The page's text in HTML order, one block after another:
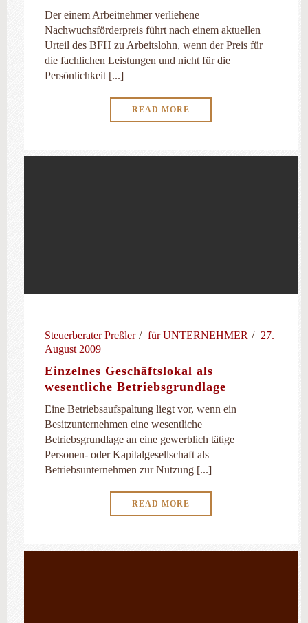
Der einem Arbeitnehmer verliehene
Nachwuchsförderpreis führt nach einem aktuellen
Urteil des BFH zu Arbeitslohn, wenn der Preis für
die fachlichen Leistungen und nicht für die
Persönlichkeit [...]
READ MORE
Steuerberater Preßler für UNTERNEHMER
27.
August 2009
Einzelnes Geschäftslokal als
wesentliche Betriebsgrundlage
Eine Betriebsaufspaltung liegt vor, wenn ein
Besitzunternehmen eine wesentliche
Betriebsgrundlage an eine gewerblich tätige
Personen- oder Kapitalgesellschaft als
Betriebsunternehmen zur Nutzung [...]
READ MORE